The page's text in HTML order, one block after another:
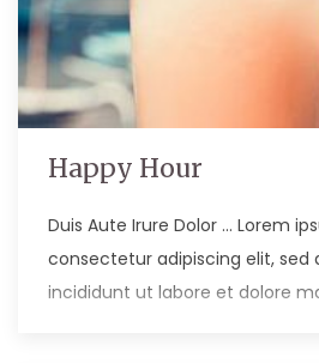
Happy Hour
Duis Aute Irure Dolor … Lorem
consectetur adipiscing elit,
incididunt ut labore et dolore